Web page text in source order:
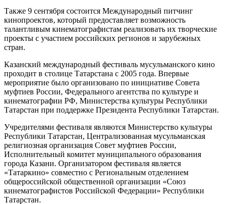
Также 9 сентября состоится Международный питчинг
кинопроектов, который предоставляет возможность
талантливым кинематографистам реализовать их творческие
проекты с участием российских регионов и зарубежных
стран.
Казанский международный фестиваль мусульманского кино
проходит в столице Татарстана с 2005 года. Впервые
мероприятие было организовано по инициативе Совета
муфтиев России, Федерального агентства по культуре и
кинематографии РФ, Министерства культуры Республики
Татарстан при поддержке Президента Республики Татарстан.
Учредителями фестиваля являются Министерство культуры
Республики Татарстан, Централизованная мусульманская
религиозная организация Совет муфтиев России,
Исполнительный комитет муниципального образования
города Казани. Организатором фестиваля является
«Татаркино» совместно с Региональным отделением
общероссийской общественной организации «Союз
кинематографистов Российской Федерации» Республики
Татарстан.